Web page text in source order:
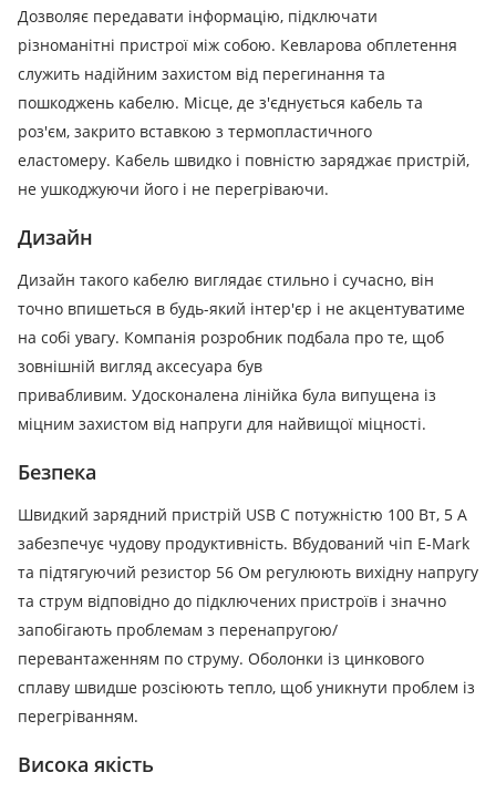
Дозволяє передавати інформацію, підключати
різноманітні пристрої між собою. Кевларова обплетення
служить надійним захистом від перегинання та
пошкоджень кабелю. Місце, де з'єднується кабель та
роз'єм, закрито вставкою з термопластичного
еластомеру. Кабель швидко і повністю заряджає пристрій,
не ушкоджуючи його і не перегріваючи.
Дизайн
Дизайн такого кабелю виглядає стильно і сучасно, він
точно впишеться в будь-який інтер'єр і не акцентуватиме
на собі увагу. Компанія розробник подбала про те, щоб
зовнішній вигляд аксесуара був
привабливим. Удосконалена лінійка була випущена із
міцним захистом від напруги для найвищої міцності.
Безпека
Швидкий зарядний пристрій USB C потужністю 100 Вт, 5 А
забезпечує чудову продуктивність. Вбудований чіп E-Mark
та підтягуючий резистор 56 Ом регулюють вихідну напругу
та струм відповідно до підключених пристроїв і значно
запобігають проблемам з перенапругою/
перевантаженням по струму. Оболонки із цинкового
сплаву швидше розсіюють тепло, щоб уникнути проблем із
перегріванням.
Висока якість